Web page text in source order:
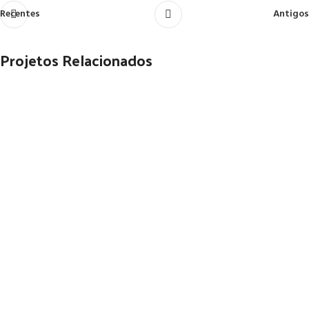
Recentes Antigos
Projetos Relacionados